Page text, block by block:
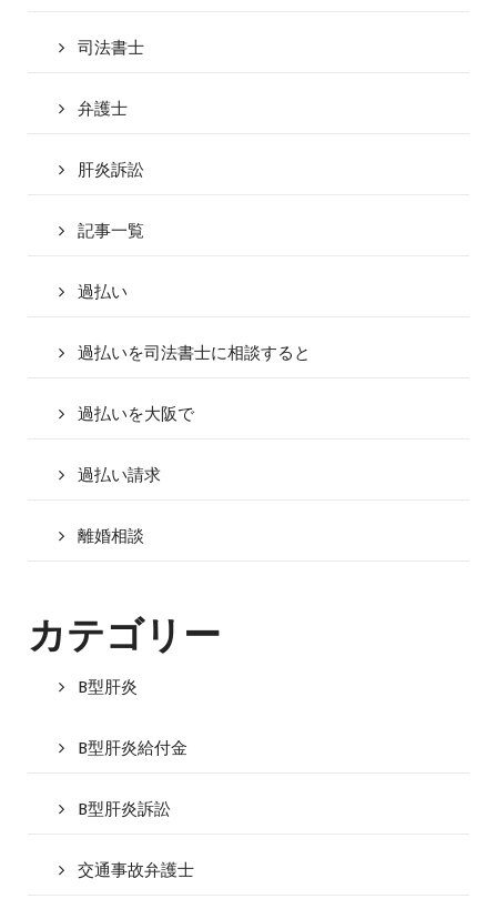
司法書士
弁護士
肝炎訴訟
記事一覧
過払い
過払いを司法書士に相談すると
過払いを大阪で
過払い請求
離婚相談
カテゴリー
B型肝炎
B型肝炎給付金
B型肝炎訴訟
交通事故弁護士